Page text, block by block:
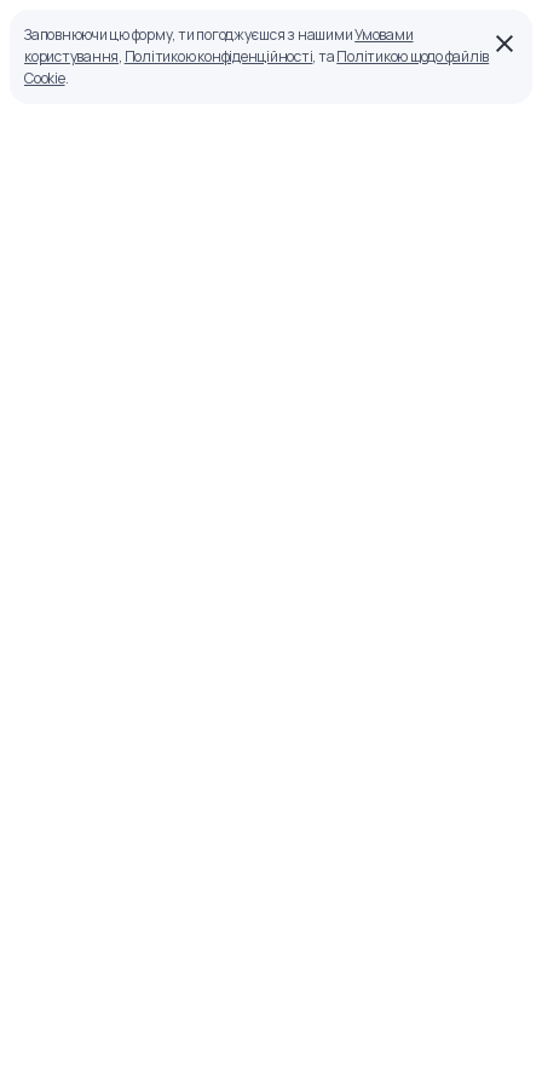
Заповнюючи цю форму, ти погоджуєшся з нашимиУмовами
користування, Політикою конфіденційності, таПолітикою щодо файлів
Cookie.